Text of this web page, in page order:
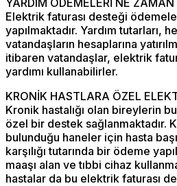
Elektrik faturası desteği
yapılmaktadır. Yardım tutarları,
vatandaşların hesaplarına
itibaren vatandaşlar, elektrik
yardımı kullanabilirler.
KRONİK HASTLARA ÖZEL
Kronik hastalığı olan bireylerin
özel bir destek sağlanmaktadır.
bulunduğu haneler için hasta
karşılığı tutarında bir ödeme
maaşı alan ve tıbbi cihaz
hastalar da bu elektrik faturası